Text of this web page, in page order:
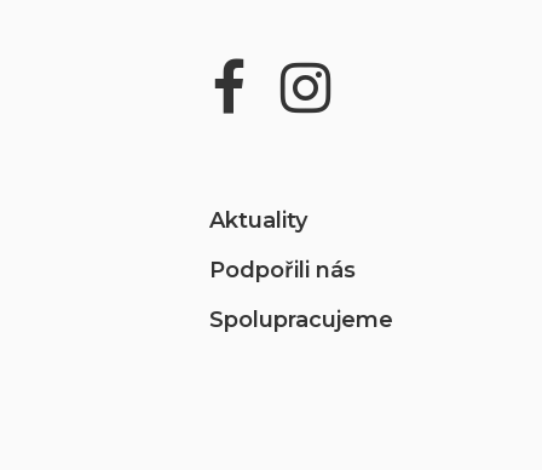
Aktuality
Podpořili nás
Spolupracujeme